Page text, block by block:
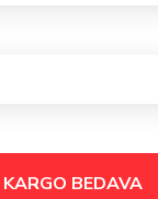
KARGO BEDAVA